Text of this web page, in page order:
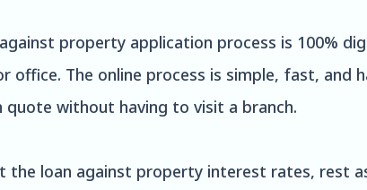
against property application process is 100%
The online process is simple, fast, and
quote without having to visit a branch.
the loan against property interest rates, rest